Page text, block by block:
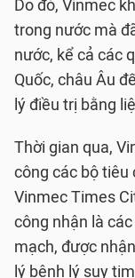
Do đó, Vinmec
trong nước mà
nước, kể cả các
Quốc, châu Âu
lý điều trị bằng
Thời gian qua,
công các bộ
Vinmec Times
công nhận là
mạch, được
lý bệnh lý suy